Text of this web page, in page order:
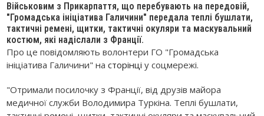
Військовим з Прикарпаття, що перебувають на передовій,
"Громадська ініціатива Галичини" передала теплі бушлати,
тактичні ремені, щитки, тактичні окуляри та маскувальний
костюм, які надіслали з Франції.
Про це повідомляють волонтери ГО "Громадська
ініціатива Галичини" насторінці у соцмережі.
"Отримали посилочку з Франції, від друзів майора
медичної служби Володимира Туркіна. Теплі бушлати,